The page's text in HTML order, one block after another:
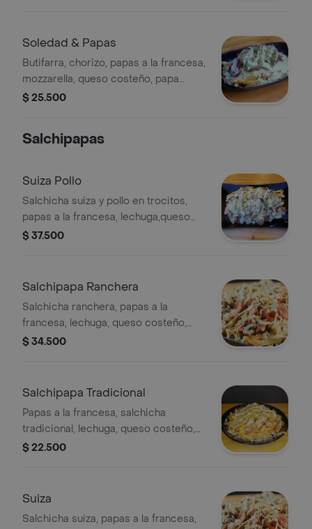
Soledad & Papas
Butifarra, chorizo, papas a la francesa,
mozzarella, queso costeño, papa
chongo, grillé, lechuga y salsa de la
$ 25.500
Salchipapas
Suiza Pollo
Salchicha suiza y pollo en trocitos,
papas a la francesa, lechuga,queso
costeño, papa chongo, y salsa tártara.
$ 37.500
Salchipapa Ranchera
Salchicha ranchera, papas a la
francesa, lechuga, queso costeño,
papa chongo, y salsa tártara.
$ 34.500
Salchipapa Tradicional
Papas a la francesa, salchicha
tradicional, lechuga, queso costeño,
papa chongo, y salsa tártara.
$ 22.500
Suiza
Salchicha suiza, papas a la francesa,